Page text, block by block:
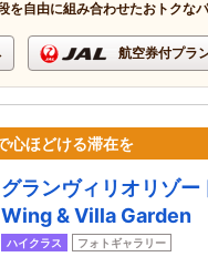
を自由に組み合わせたおトクな
航空券付プラ
心ほどける滞在を
グランヴィリオリゾー
Wing & Villa Garden
ハイクラス フォトギャラリー